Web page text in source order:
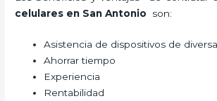
celulares en San Antonio
son:
Asistencia de dispositivos de
Ahorrar tiempo
Experiencia
Rentabilidad